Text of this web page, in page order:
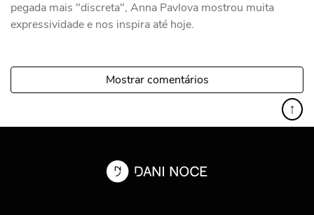
pegada mais "discreta", Anna Pavlova mostrou muita
expressividade e nos inspira até hoje.
Mostrar comentários
↑